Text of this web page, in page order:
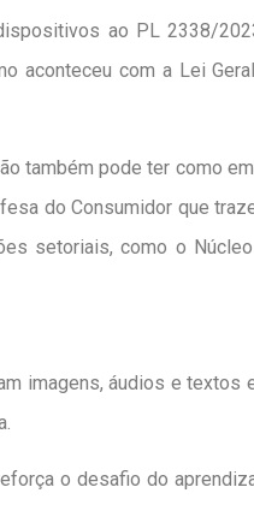
ao PL 2338/
aconteceu com a Lei
também pode ter como
do Consumidor que
setoriais, como o
imagens, áudios e
o desafio do